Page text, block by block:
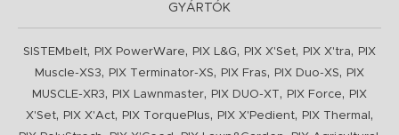
GYÁRTÓK
SISTEMbelt, PIX PowerWare, PIX L&G, PIX X'Set, PIX X'tra,
PIX
Muscle-XS3, PIX Terminator-XS, PIX Fras, PIX Duo-XS,
PIX
MUSCLE-XR3, PIX Lawnmaster, PIX DUO-XT, PIX Force,
PIX
X'Set, PIX X'Act, PIX TorquePlus, PIX X'Pedient, PIX Thermal ,